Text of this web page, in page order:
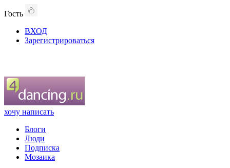
Гость
ВХОД
Зарегистрироваться
хочу написать
Блоги
Люди
Подписка
Мозаика